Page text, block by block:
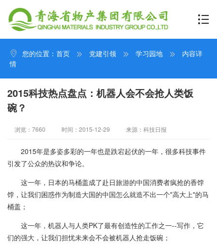
您的位置： 首页 党建引领 学习园地
内容详
情
2015科技热点盘点：机器人会不会抢人类饭
碗？
浏览：7660 时间：2015-12-29 来源：科技日报
2015年是多姿多彩的一年也是跌宕起伏的一年，很多科技事件
引发了公众的热议和争论。
这一年，日本的马桶盖成了赴日旅游的中国消费者疯抢的香饽
饽，让我们困惑作为制造大国的中国怎么就造不出一个"高大上"的马
桶盖；
这一年，机器人与人类PK了最有创造性的工作之一--写作，它
们的强大，让我们担忧未来会不会被机器人抢走饭碗；